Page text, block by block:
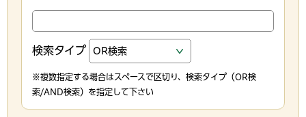
検索タイプ
※複数指定する場合はスペースで区切り、検索タイプ（OR検
索/AND検索）を指定して下さい